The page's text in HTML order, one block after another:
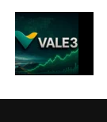
momento
altcoins para
Com um
recompensa